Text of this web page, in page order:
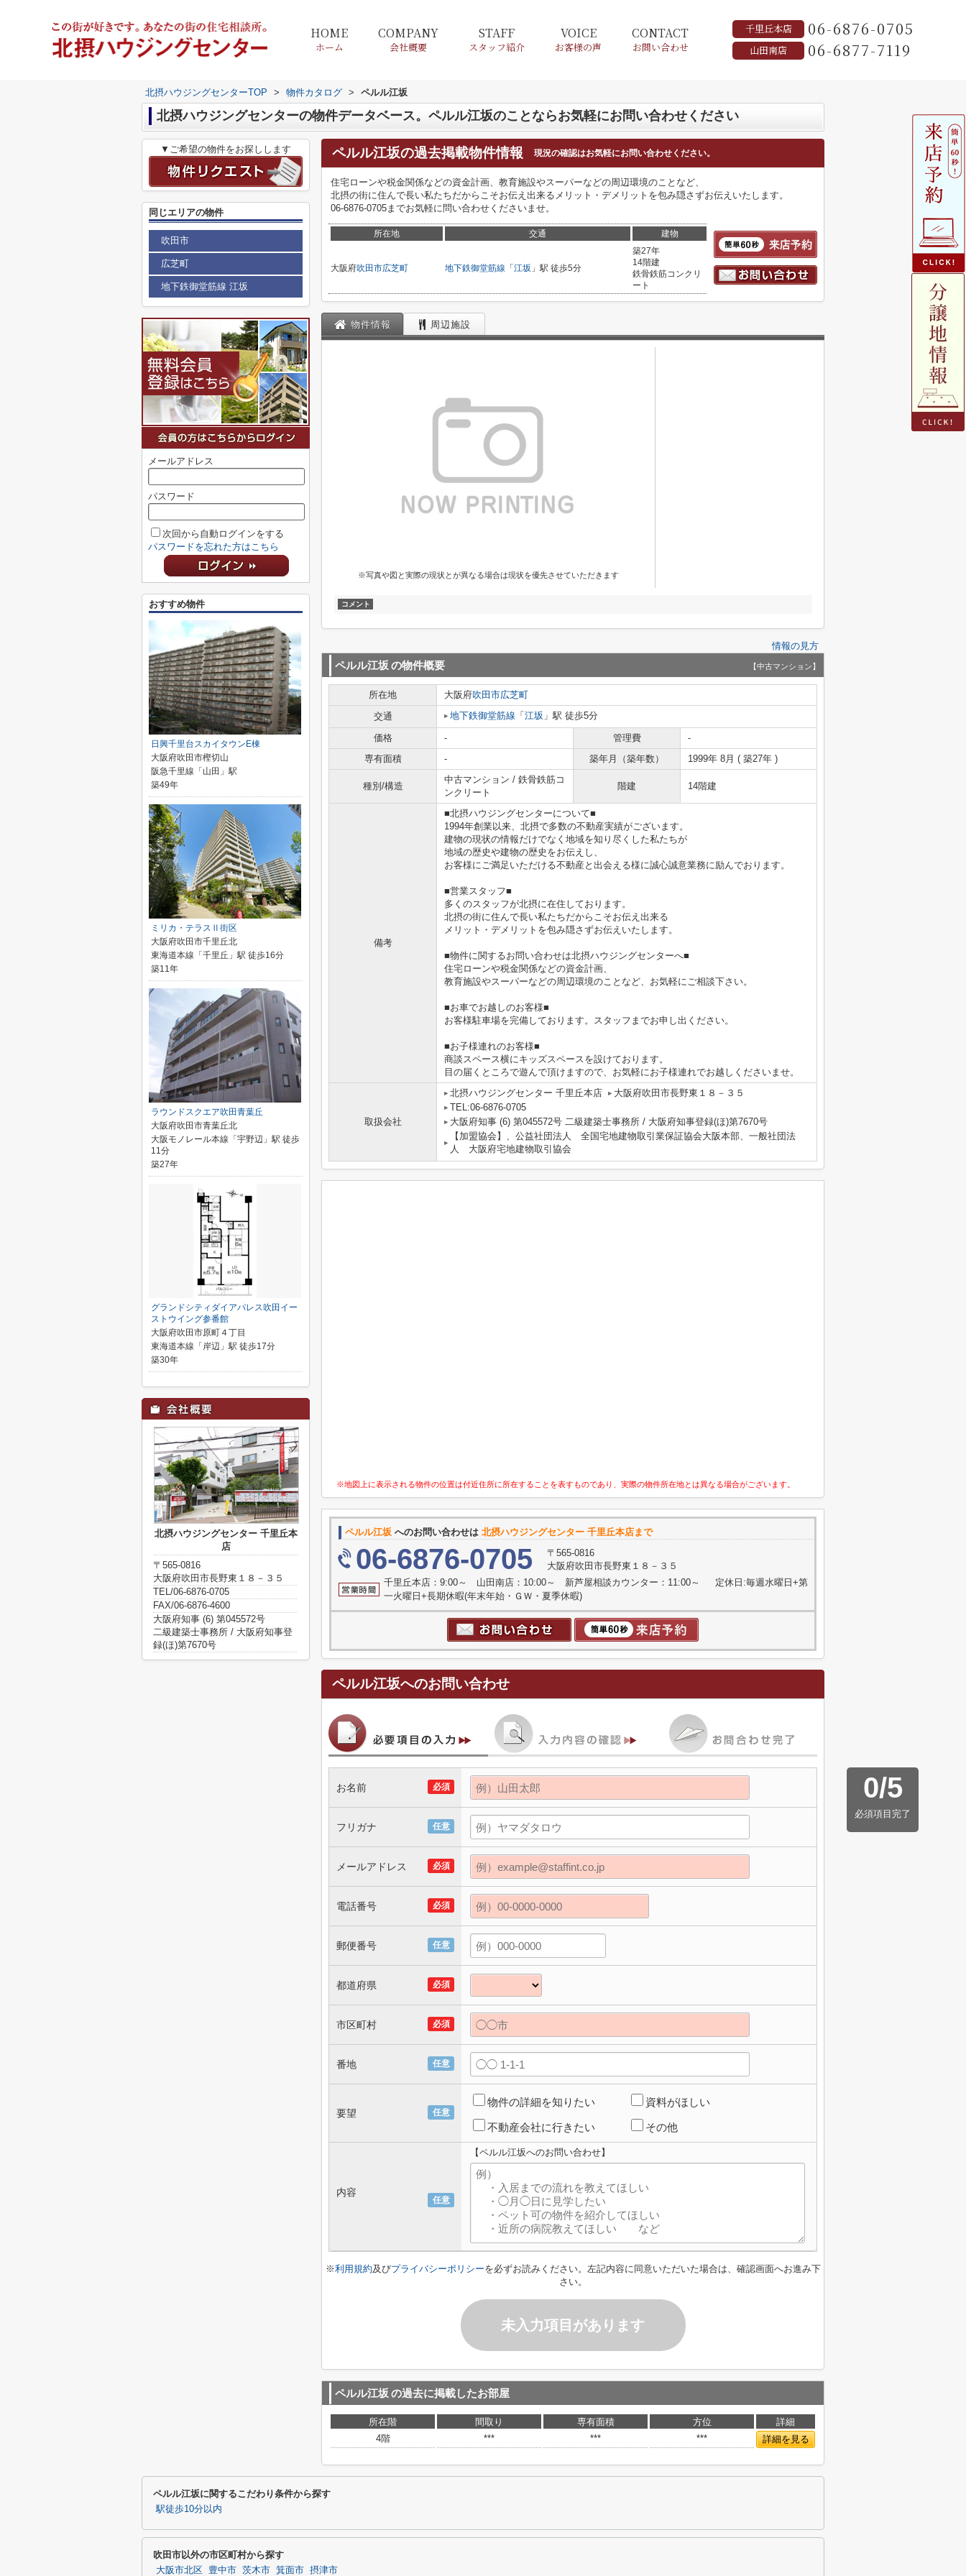
HOME
ホーム
COMPANY
会社概要
STAFF
スタッフ紹介
VOICE
お客様の声
CONTACT
お問い合わせ
千里丘本店 06-6876-0705
山田南店 06-6877-7119
北摂ハウジングセンターTOP > 物件カタログ > ペルル江坂
北摂ハウジングセンターの物件データベース。ペルル江坂のことならお気軽にお問い合わせください
ペルル江坂の過去掲載物件情報 現況の確認はお気軽にお問い合わせください。
住宅ローンや税金関係などの資金計画、教育施設やスーパーなどの周辺環境のことなど、
北摂の街に住んで長い私たちだからこそお伝え出来るメリット・デメリットを包み隠さずお伝えいたします。
06-6876-0705までお気軽に問い合わせくださいませ。
所在地 交通 建物
大阪府吹田市広芝町 地下鉄御堂筋線 「 江坂 」駅 徒歩5分
築27年
14階建
鉄骨鉄筋コンクリ
ート
物件情報 周辺施設
※写真や図と実際の現状とが異なる場合は現状を優先させていただきます
コメント
情報の見方
ペルル江坂 の物件概要 【中古マンション】
所在地 大阪府吹田市広芝町
交通
地下鉄御堂筋線 「 江坂 」駅 徒歩5分
価格 - 管理費
-
専有面積
- 築年月（築年数） 1999年 8月 ( 築27年 )
種別/構造
中古マンション / 鉄骨鉄筋コ
ンクリート
階建 14階建
備考
■北摂ハウジングセンターについて■
1994年創業以来、北摂で多数の不動産実績がございます。
建物の現状の情報だけでなく地域を知り尽くした私たちが
地域の歴史や建物の歴史をお伝えし、
お客様にご満足いただける不動産と出会える様に誠心誠意業務に励んでおります。
■営業スタッフ■
多くのスタッフが北摂に在住しております。
北摂の街に住んで長い私たちだからこそお伝え出来る
メリット・デメリットを包み隠さずお伝えいたします。
■物件に関するお問い合わせは北摂ハウジングセンターへ■
住宅ローンや税金関係などの資金計画、
教育施設やスーパーなどの周辺環境のことなど、お気軽にご相談下さい。
■お車でお越しのお客様■
お客様駐車場を完備しております。スタッフまでお申し出ください。
■お子様連れのお客様■
商談スペース横にキッズスペースを設けております。
目の届くところで遊んで頂けますので、お気軽にお子様連れでお越しくださいませ。
取扱会社
北摂ハウジングセンター 千里丘本店
大阪府吹田市長野東１８－３５
TEL:06-6876-0705
大阪府知事 (6) 第045572号 二級建築士事務所 / 大阪府知事登録(ほ)第7670号
【加盟協会】、公益社団法人 全国宅地建物取引業保証協会大阪本部、一般社団法
人 大阪府宅地建物取引協会
※地図上に表示される物件の位置は付近住所に所在することを表すものであり、実際の物件所在地とは異なる場合がございます。
ペルル江坂 へのお問い合わせは 北摂ハウジングセンター 千里丘本店まで
06-6876-0705
〒565-0816
大阪府吹田市長野東１８－３５
千里丘本店：9:00～ 山田南店：10:00～ 新芦屋相談カウンター：11:00～ 定休日:毎週水曜日+第
一火曜日+長期休暇(年末年始・ＧＷ・夏季休暇)
ペルル江坂へのお問い合わせ
0/5
必須項目完了
必須
お名前
任意
フリガナ
必須
メールアドレス
必須
電話番号
任意
郵便番号
必須
都道府県
必須
市区町村
任意
番地
任意
要望
物件の詳細を知りたい 資料がほしい
不動産会社に行きたい その他
任意
内容
【ペルル江坂へのお問い合わせ】
※利用規約及びプライバシーポリシーを必ずお読みください。左記内容に同意いただいた場合は、確認画面へお進み下
さい。
未入力項目があります
ペルル江坂 の過去に掲載したお部屋
所在階 間取り 専有面積 方位
詳細
4階
*** *** *** 詳細を見る
▼ご希望の物件をお探しします
同じエリアの物件
吹田市
広芝町
地下鉄御堂筋線 江坂
メールアドレス
パスワード
次回から自動ログインをする
パスワードを忘れた方はこちら
おすすめ物件
日興千里台スカイタウンE棟
大阪府吹田市樫切山
阪急千里線「山田」駅
築49年
ミリカ・テラスⅡ街区
大阪府吹田市千里丘北
東海道本線「千里丘」駅 徒歩16分
築11年
ラウンドスクエア吹田青葉丘
大阪府吹田市青葉丘北
大阪モノレール本線「宇野辺」駅 徒歩
11分
築27年
グランドシティダイアパレス吹田イー
ストウイング参番館
大阪府吹田市原町４丁目
東海道本線「岸辺」駅 徒歩17分
築30年
北摂ハウジングセンター 千里丘本
店
〒565-0816
大阪府吹田市長野東１８－３５
TEL/06-6876-0705
FAX/06-6876-4600
大阪府知事 (6) 第045572号
二級建築士事務所 / 大阪府知事登
録(ほ)第7670号
ペルル江坂に関するこだわり条件から探す
駅徒歩10分以内
吹田市以外の市区町村から探す
大阪市北区 豊中市 茨木市 箕面市 摂津市